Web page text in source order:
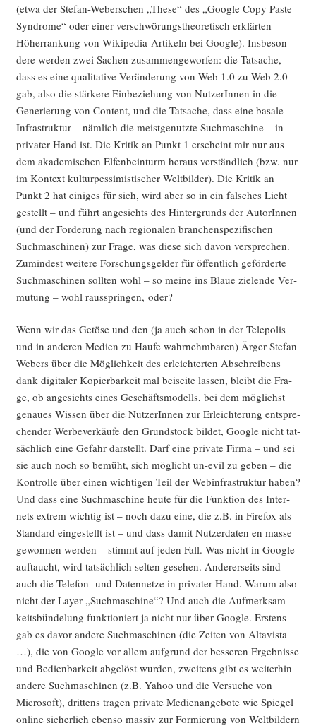
(etwa der Ste­fan-Weber­schen „The­se“ des „Goog­le Copy Pas­te
Syn­dro­me“ oder einer ver­schwö­rungs­theo­re­tisch erklär­ten
Höher­ran­kung von Wiki­pe­dia-Arti­keln bei Goog­le). Ins­be­son­
de­re wer­den zwei Sachen zusam­men­ge­wor­fen: die Tat­sa­che,
dass es eine qua­li­ta­ti­ve Ver­än­de­rung von Web 1.0 zu Web 2.0
gab, also die stär­ke­re Ein­be­zie­hung von Nut­ze­rIn­nen in die
Gene­rie­rung von Con­tent, und die Tat­sa­che, dass eine basa­le
Infra­struk­tur – näm­lich die meist­ge­nutz­te Such­ma­schi­ne – in
pri­va­ter Hand ist. Die Kri­tik an Punkt 1 erscheint mir nur aus
dem aka­de­mi­schen Elfen­bein­turm her­aus ver­ständ­lich (bzw. nur
im Kon­text kul­tur­pes­si­mis­ti­scher Welt­bil­der). Die Kri­tik an
Punkt 2 hat eini­ges für sich, wird aber so in ein fal­sches Licht
gestellt – und führt ange­sichts des Hin­ter­grunds der AutorIn­nen
(und der For­de­rung nach regio­na­len bran­chen­spe­zi­fi­schen
Such­ma­schi­nen) zur Fra­ge, was die­se sich davon ver­spre­chen.
Zumin­dest wei­te­re For­schungs­gel­der für öffent­lich geför­der­te
Such­ma­schi­nen soll­ten wohl – so mei­ne ins Blaue zie­len­de Ver­
mu­tung – wohl raus­sprin­gen, oder?
Wenn wir das Getö­se und den (ja auch schon in der Tele­po­lis
und in ande­ren Medi­en zu Hau­fe wahr­nehm­ba­ren) Ärger Ste­fan
Webers über die Mög­lich­keit des erleich­ter­ten Abschrei­bens
dank digi­ta­ler Kopier­bar­keit mal bei­sei­te las­sen, bleibt die Fra­
ge, ob ange­sichts eines Geschäfts­mo­dells, bei dem mög­lichst
genau­es Wis­sen über die Nut­ze­rIn­nen zur Erleich­te­rung ent­spre­
chen­der Wer­be­ver­käu­fe den Grund­stock bil­det, Goog­le nicht tat­
säch­lich eine Gefahr dar­stellt. Darf eine pri­va­te Fir­ma – und sei
sie auch noch so bemüht, sich mög­licht un-evil zu geben – die
Kon­trol­le über einen wich­ti­gen Teil der Web­in­fra­struk­tur haben?
Und dass eine Such­ma­schi­ne heu­te für die Funk­ti­on des Inter­
nets extrem wich­tig ist – noch dazu eine, die z.B. in Fire­fox als
Stan­dard ein­ge­stellt ist – und dass damit Nut­zer­da­ten en mas­se
gewon­nen wer­den – stimmt auf jeden Fall. Was nicht in Goog­le
auf­taucht, wird tat­säch­lich sel­ten gese­hen. Ande­rer­seits sind
auch die Tele­fon- und Daten­net­ze in pri­va­ter Hand. War­um also
nicht der Lay­er „Such­ma­schi­ne“? Und auch die Auf­merk­sam­
keits­bün­de­lung funk­tio­niert ja nicht nur über Goog­le. Ers­tens
gab es davor ande­re Such­ma­schi­nen (die Zei­ten von Alta­vis­ta
…), die von Goog­le vor allem auf­grund der bes­se­ren Ergeb­nis­se
und Bedien­bar­keit abge­löst wur­den, zwei­tens gibt es wei­ter­hin
ande­re Such­ma­schi­nen (z.B. Yahoo und die Ver­su­che von
Micro­soft), drit­tens tra­gen pri­va­te Medi­en­an­ge­bo­te wie Spie­gel
online sicher­lich eben­so mas­siv zur For­mie­rung von Welt­bil­dern